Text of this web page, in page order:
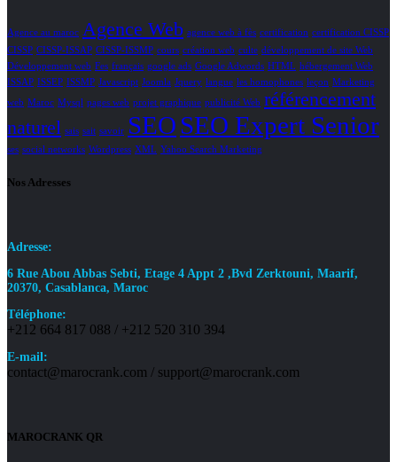
Agence au maroc Agence Web agence web à fès certification certification CISSP
CISSP CISSP-ISSAP CISSP-ISSMP cours création web culte développement de site Web
Développement web Fes français google ads Google Adwords HTML hébergement Web
ISSAP ISSEP ISSMP Javascript Joomla Jquery langue les homophones leçon Marketing
web Maroc Mysql pages web projet graphique publicité Web référencement
naturel sais sait savoir SEO SEO Expert Senior
ses social networks Wordpress XML Yahoo Search Marketing
Nos Adresses
Adresse:
6 Rue Abou Abbas Sebti, Etage 4 Appt 2 ,Bvd Zerktouni, Maarif,
20370, Casablanca, Maroc
Téléphone:
+212 664 817 088 / +212 520 310 394
E-mail:
contact@marocrank.com / support@marocrank.com
MAROCRANK QR